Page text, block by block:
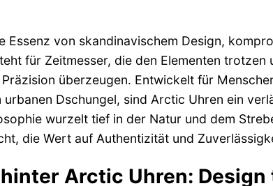
Essenz von skandinavischem Design,
für Zeitmesser, die den Elementen
überzeugen. Entwickelt für
Dschungel, sind Arctic Uhren ein
wurzelt tief in der Natur und dem
die Wert auf Authentizität und
Arctic Uhren: